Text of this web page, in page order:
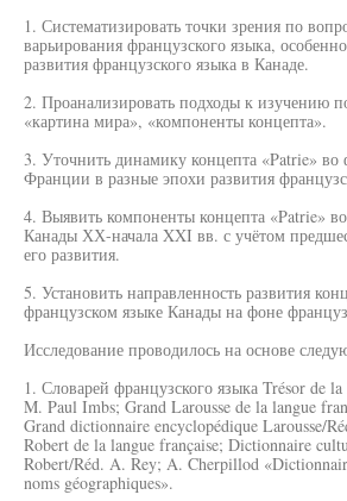
1. Систематизировать точки зрения по
варьирования французского языка,
развития французского языка в Канаде.
2. Проанализировать подходы к изучению
«картина мира», «компоненты концепта».
3. Уточнить динамику концепта «Patrie» во
Франции в разные эпохи развития
4. Выявить компоненты концепта «Patrie»
Канады ХХ-начала XXI вв. с учётом
его развития.
5. Установить направленность развития
французском языке Канады на фоне
Исследование проводилось на основе
1. Словарей французского языка Trésor de
M. Paul Imbs; Grand Larousse de la langue
Grand dictionnaire encyclopédique Larousse/
Robert de la langue française; Dictionnaire
Robert/Réd. A. Rey; A. Cherpillod
noms géographiques».